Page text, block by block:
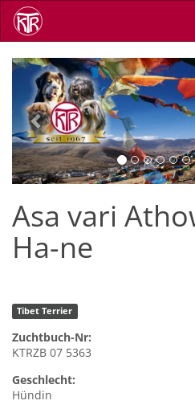
Direkt
zum
Inhalt
Previous
Asa vari
Ha-ne
Tibet Terrier
Zuchtbuch-Nr:
KTRZB 07 5363
Geschlecht:
Hündin